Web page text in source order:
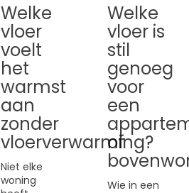
Welke
vloer
voelt
het
warmst
aan
zonder
vloerverwarming?
Niet elke
woning
Welke
vloer is
stil
genoeg
voor
een
of
Wie in een